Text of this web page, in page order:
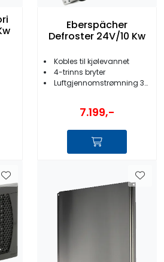
Eberspächer
Defroster 24V/10 Kw
Kobles til kjølevannet
4-trinns bryter
Luftgjennomstrømning 360m3/t
7.199,-